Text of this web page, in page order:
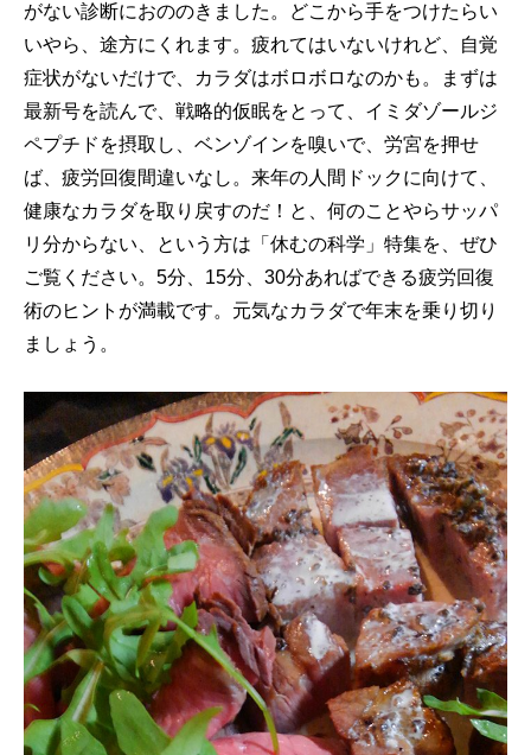
がない診断におののきました。どこから手をつけたらい
いやら、途方にくれます。疲れてはいないけれど、自覚
症状がないだけで、カラダはボロボロなのかも。まずは
最新号を読んで、戦略的仮眠をとって、イミダゾールジ
ペプチドを摂取し、ベンゾインを嗅いで、労宮を押せ
ば、疲労回復間違いなし。来年の人間ドックに向けて、
健康なカラダを取り戻すのだ！と、何のことやらサッパ
リ分からない、という方は「休むの科学」特集を、ぜひ
ご覧ください。5分、15分、30分あればできる疲労回復
術のヒントが満載です。元気なカラダで年末を乗り切り
ましょう。